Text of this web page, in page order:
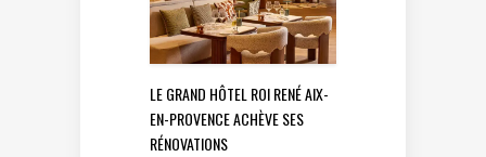
LE GRAND HÔTEL ROI RENÉ AIX-
EN-PROVENCE ACHÈVE SES
RÉNOVATIONS